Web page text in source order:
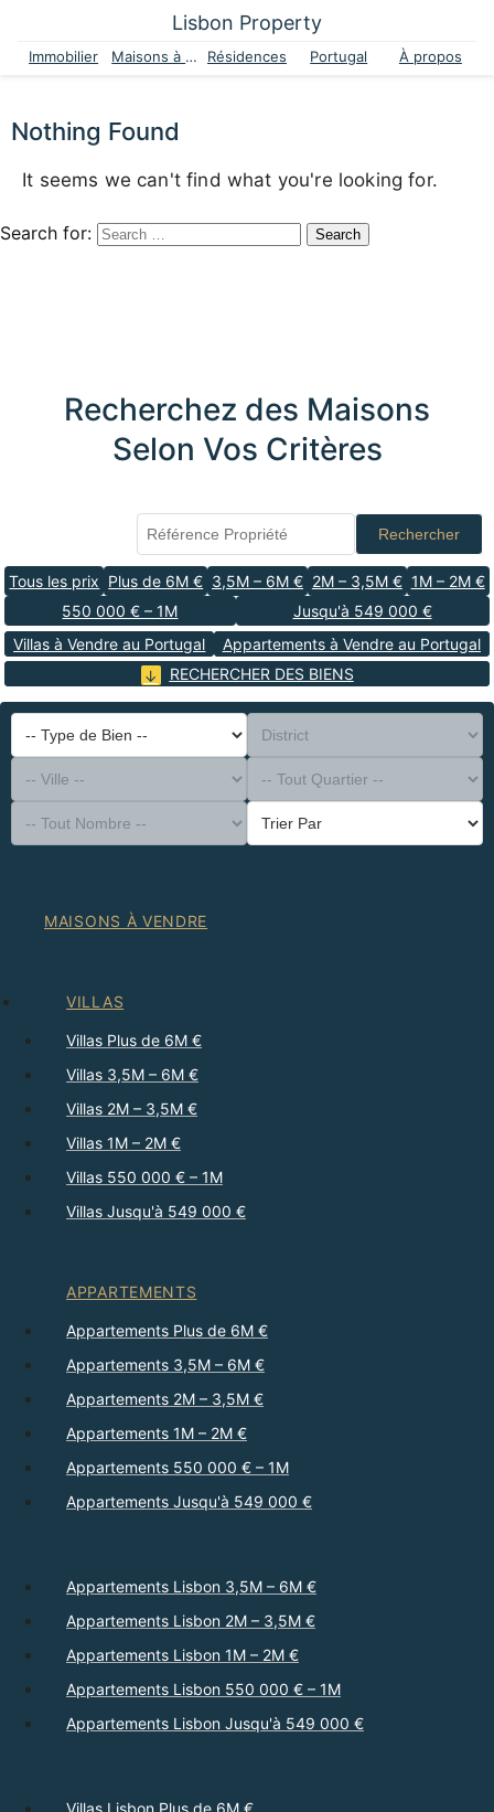
Lisbon Property
Immobilier Maisons à vendre Résidences Portugal À propos
Nothing Found
It seems we can't find what you're looking for.
Search for:
Recherchez des Maisons
Selon Vos Critères
Rechercher
Tous les prix Plus de 6M € 3,5M – 6M € 2M – 3,5M € 1M – 2M €
550 000 € – 1M
Jusqu'à 549 000 €
Villas à Vendre au Portugal
Appartements à Vendre au Portugal
RECHERCHER DES BIENS
-- Type de Bien --
District
-- Ville --
-- Tout Quartier --
-- Tout Nombre --
Trier Par
MAISONS À VENDRE
VILLAS
Villas Plus de 6M €
Villas 3,5M – 6M €
Villas 2M – 3,5M €
Villas 1M – 2M €
Villas 550 000 € – 1M
Villas Jusqu'à 549 000 €
APPARTEMENTS
Appartements Plus de 6M €
Appartements 3,5M – 6M €
Appartements 2M – 3,5M €
Appartements 1M – 2M €
Appartements 550 000 € – 1M
Appartements Jusqu'à 549 000 €
Appartements Lisbon 3,5M – 6M €
Appartements Lisbon 2M – 3,5M €
Appartements Lisbon 1M – 2M €
Appartements Lisbon 550 000 € – 1M
Appartements Lisbon Jusqu'à 549 000 €
Villas Lisbon Plus de 6M €